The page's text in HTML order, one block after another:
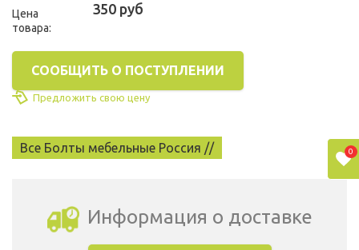
Цена
товара:
350 руб
СООБЩИТЬ О ПОСТУПЛЕНИИ
Предложить свою цену
Все Болты мебельные Россия //
Информация о доставке
0